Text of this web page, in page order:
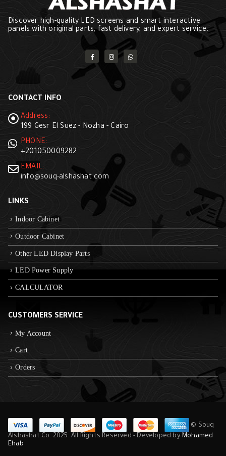
Discover high-quality LED screens and smart interactive
panels with original parts, fast delivery, and expert service.
CONTACT INFO
Address:
199 Gesr El Suez - Nozha - Cairo
PHONE:
+201050009282
EMAIL:
info@souq-alshashat.com
LINKS
Indoor Cabinet
Outdoor Cabinet
Other LED Display Parts
LED Power Supply
CALCULATOR
CUSTOMERS SERVICE
My Account
Cart
Orders
© Souq
Alshashat Co. 2025. All Rights Reserved - Developed byMohamed
Ehab